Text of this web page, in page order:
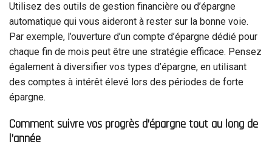
Utilisez des outils de gestion financière ou d’épargne
automatique qui vous aideront à rester sur la bonne voie.
Par exemple, l’ouverture d’un compte d’épargne dédié pour
chaque fin de mois peut être une stratégie efficace. Pensez
également à diversifier vos types d’épargne, en utilisant
des comptes à intérêt élevé lors des périodes de forte
épargne.
Comment suivre vos progrès d’épargne tout au long de
l’année